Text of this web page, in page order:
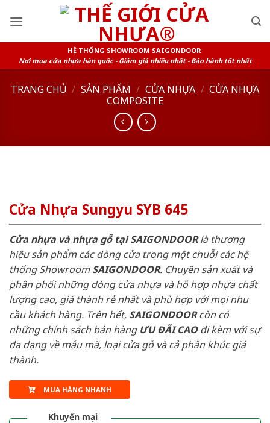
HỆ THỐNG SHOWROOM SAIGONDOOR
Nơi mua cửa nhựa hàn quốc - Giảm giá nhiều nhất - Bảo hành tốt nhất
TRANG CHỦ / SẢN PHẨM / CỬA NHỰA / CỬA NHỰA
COMPOSITE
Cửa Nhựa Sungyu SYB 645
Cửa nhựa và nhựa gỗ tại SAIGONDOORlà thương
hiệu sản phẩm các dòng cửa trong một chuỗi các hệ
thống ShowroomSAIGONDOOR. Chuyên sản xuất và
phân phối những dòng cửa nhựa và hỗ hợp nhựa chất
lượng cao, giá thành rẻ nhất và phù hợp với mọi nhu
cầu khách hàng. Trên hết, SAIGONDOORcòn có
những chính sách bán hàng ƯU ĐÃI CAOđi kèm với sự
đa dạng về mẫu mã, loại cửa gỗ và cả phân khúc giá
thành.
MUA HÀNG NHANH
Khuyến mại